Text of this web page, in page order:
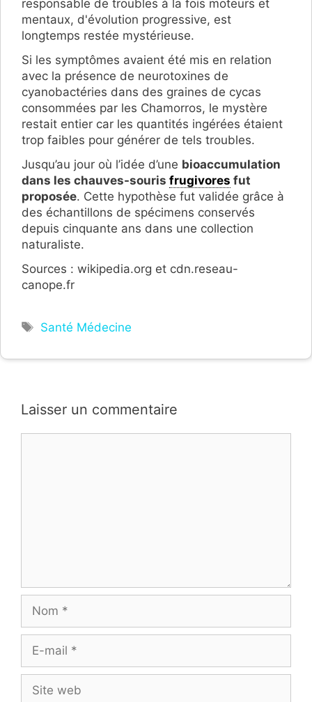
responsable de troubles à la fois moteurs et
mentaux, d'évolution progressive, est
longtemps restée mystérieuse.
Si les symptômes avaient été mis en relation
avec la présence de neurotoxines de
cyanobactéries dans des graines de cycas
consommées par les Chamorros, le mystère
restait entier car les quantités ingérées étaient
trop faibles pour générer de tels troubles.
Jusqu’au jour où l’idée d’une bioaccumulation
dans les chauves-souris frugivores fut
proposée. Cette hypothèse fut validée grâce à
des échantillons de spécimens conservés
depuis cinquante ans dans une collection
naturaliste.
Sources : wikipedia.org et cdn.reseau-
canope.fr
Étiquettes
Santé Médecine
Laisser un commentaire
mail
web